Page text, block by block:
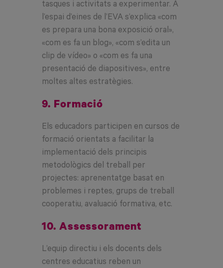
tasques i activitats a experimentar. A
l’espai d’eines de l’EVA s’explica «com
es prepara una bona exposició oral»,
«com es fa un blog», «com s’edita un
clip de vídeo» o «com es fa una
presentació de diapositives», entre
moltes altes estratègies.
9. Formació
Els educadors participen en cursos de
formació orientats a facilitar la
implementació dels principis
metodològics del treball per
projectes: aprenentatge basat en
problemes i reptes, grups de treball
cooperatiu, avaluació formativa, etc.
10. Assessorament
L’equip directiu i els docents dels
centres educatius reben un